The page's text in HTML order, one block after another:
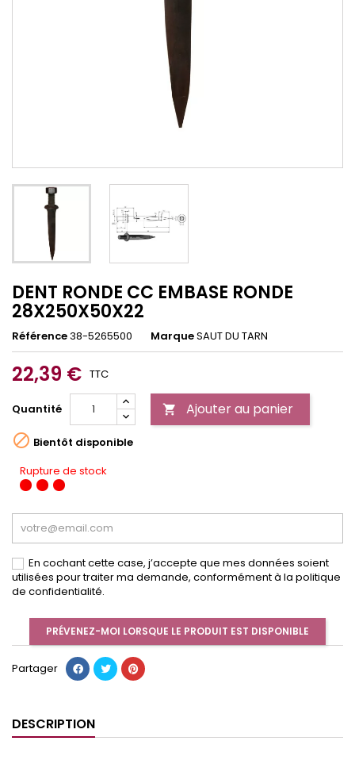
DENT RONDE CC EMBASE RONDE
28X250X50X22
Référence38-5265500 MarqueSAUT DU TARN
22,39 € TTC
Quantité  Ajouter au panier
 Bientôt disponible
Rupture de stock
En cochant cette case, j’accepte que mes données soient
utilisées pour traiter ma demande, conformément à la politique
de confidentialité.
PRÉVENEZ-MOI LORSQUE LE PRODUIT EST DISPONIBLE
Partager
DESCRIPTION